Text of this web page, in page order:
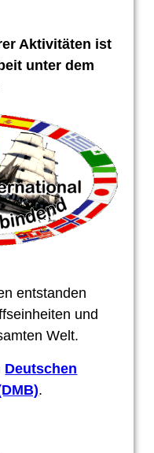
Aktivitäten ist
unter dem
entstanden
und
Welt.
Deutschen
.